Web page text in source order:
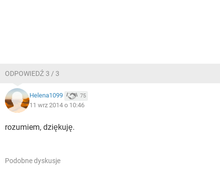
ODPOWIEDŹ 3 / 3
Helena1099 75
11 wrz 2014 o 10:46
rozumiem, dziękuję.
Podobne dyskusje